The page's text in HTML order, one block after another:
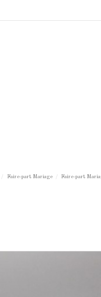
Faire-part Mariage Faire-part